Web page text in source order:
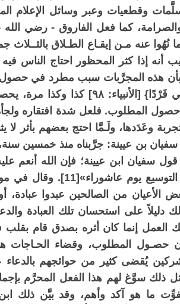
وقطعيات وعبر وسائل الإعلام
كما فعل الفاروق - رضي الله
نُهُوا عنه مـن إيقـاع الطـلاق بالثــلاث
بأن هذه المجرَّبات سبب مطرد في
فقال: {رَبِّ لا تَذَرْنِي فَرْدًا}
المطلوب. فلعل شدة افتقاره
وعَدَدها، ولَـمَّا احتج بعضهم
سفيان ابن عيينة؛ فإن الله أنعم
على أن سببه كان
الأعيان من الصالحين عبدوا عبادة،
دليلاً على استحسان تلك العبادة
العمل إنما كان أثره بصدق قام بقلب
كما أن حصـول المطلوب، وقضاء
يُقضى كثير من حوائجهم بالدعاء
ما هو آكد وأهم، وقد بيَّن ذلك